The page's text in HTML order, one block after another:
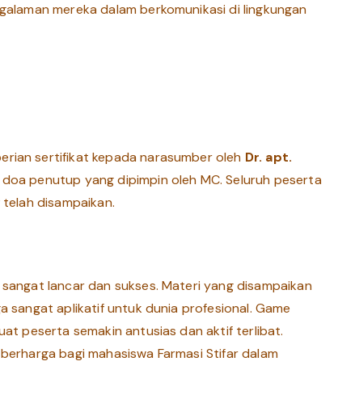
mereka dalam berkomunikasi di lingkungan
sertifikat kepada narasumber oleh Dr. apt.
penutup yang dipimpin oleh MC. Seluruh peserta
disampaikan.
lancar dan sukses. Materi yang disampaikan
aplikatif untuk dunia profesional. Game
peserta semakin antusias dan aktif terlibat.
bagi mahasiswa Farmasi Stifar dalam